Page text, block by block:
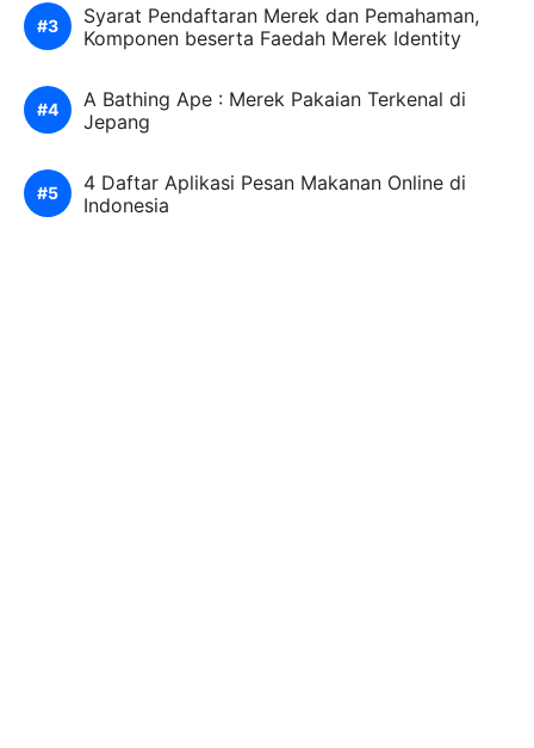
Syarat Pendaftaran Merek dan Pemahaman,
Komponen beserta Faedah Merek Identity
A Bathing Ape : Merek Pakaian Terkenal di
Jepang
4 Daftar Aplikasi Pesan Makanan Online di
Indonesia